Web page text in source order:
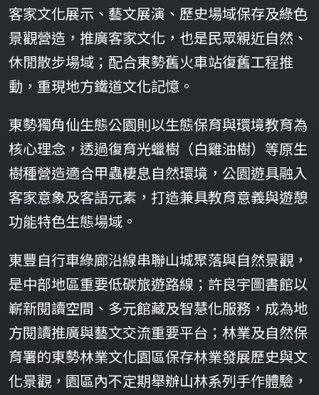
客家文化展示、藝文展演、歷史場域保存及綠色
景觀營造，推廣客家文化，也是民眾親近自然、
休閒散步場域；配合東勢舊火車站復舊工程推
動，重現地方鐵道文化記憶。
東勢獨角仙生態公園則以生態保育與環境教育為
核心理念，透過復育光蠟樹（白雞油樹）等原生
樹種營造適合甲蟲棲息自然環境，公園遊具融入
客家意象及客語元素，打造兼具教育意義與遊憩
功能特色生態場域。
東豐自行車綠廊沿線串聯山城聚落與自然景觀，
是中部地區重要低碳旅遊路線；許良宇圖書館以
嶄新閱讀空間、多元館藏及智慧化服務，成為地
方閱讀推廣與藝文交流重要平台；林業及自然保
育署的東勢林業文化園區保存林業發展歷史與文
化景觀，園區內不定期舉辦山林系列手作體驗，